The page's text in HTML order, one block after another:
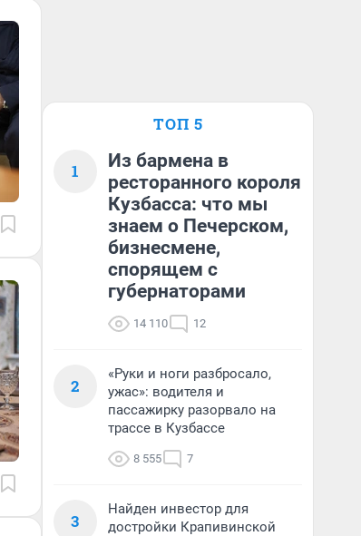
ТОП 5
1
Из бармена в
ресторанного короля
Кузбасса: что мы
знаем о Печерском,
бизнесмене,
спорящем с
губернаторами
14 110 12
2
«Руки и ноги разбросало,
ужас»: водителя и
пассажирку разорвало на
трассе в Кузбассе
8 555 7
3
Найден инвестор для
достройки Крапивинской